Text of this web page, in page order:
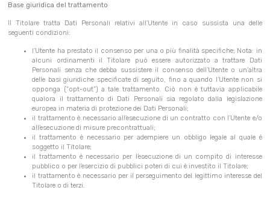
Base giuridica del trattamento
Il Titolare tratta Dati Personali relativi all’Utente in caso sussista una delle
seguenti condizioni:
l’Utente ha prestato il consenso per una o più finalità specifiche; Nota: in
alcuni ordinamenti il Titolare può essere autorizzato a trattare Dati
Personali senza che debba sussistere il consenso dell’Utente o un’altra
delle basi giuridiche specificate di seguito, fino a quando l’Utente non si
opponga (“opt-out”) a tale trattamento. Ciò non è tuttavia applicabile
qualora il trattamento di Dati Personali sia regolato dalla legislazione
europea in materia di protezione dei Dati Personali;
il trattamento è necessario all’esecuzione di un contratto con l’Utente e/o
all’esecuzione di misure precontrattuali;
il trattamento è necessario per adempiere un obbligo legale al quale è
soggetto il Titolare;
il trattamento è necessario per l’esecuzione di un compito di interesse
pubblico o per l’esercizio di pubblici poteri di cui è investito il Titolare;
il trattamento è necessario per il perseguimento del legittimo interesse del
Titolare o di terzi.